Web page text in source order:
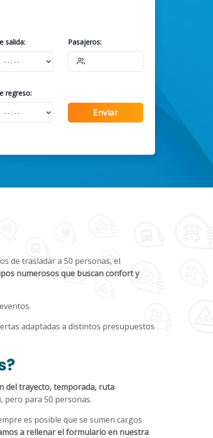
salida: Pasajeros:
regreso:
Enviar
de trasladar a 50 personas, el
numerosos que buscan confort y
adaptadas a distintos presupuestos
del trayecto, temporada, ruta
pero para 50 personas.
es posible que se sumen cargos
a rellenar el formulario en nuestra